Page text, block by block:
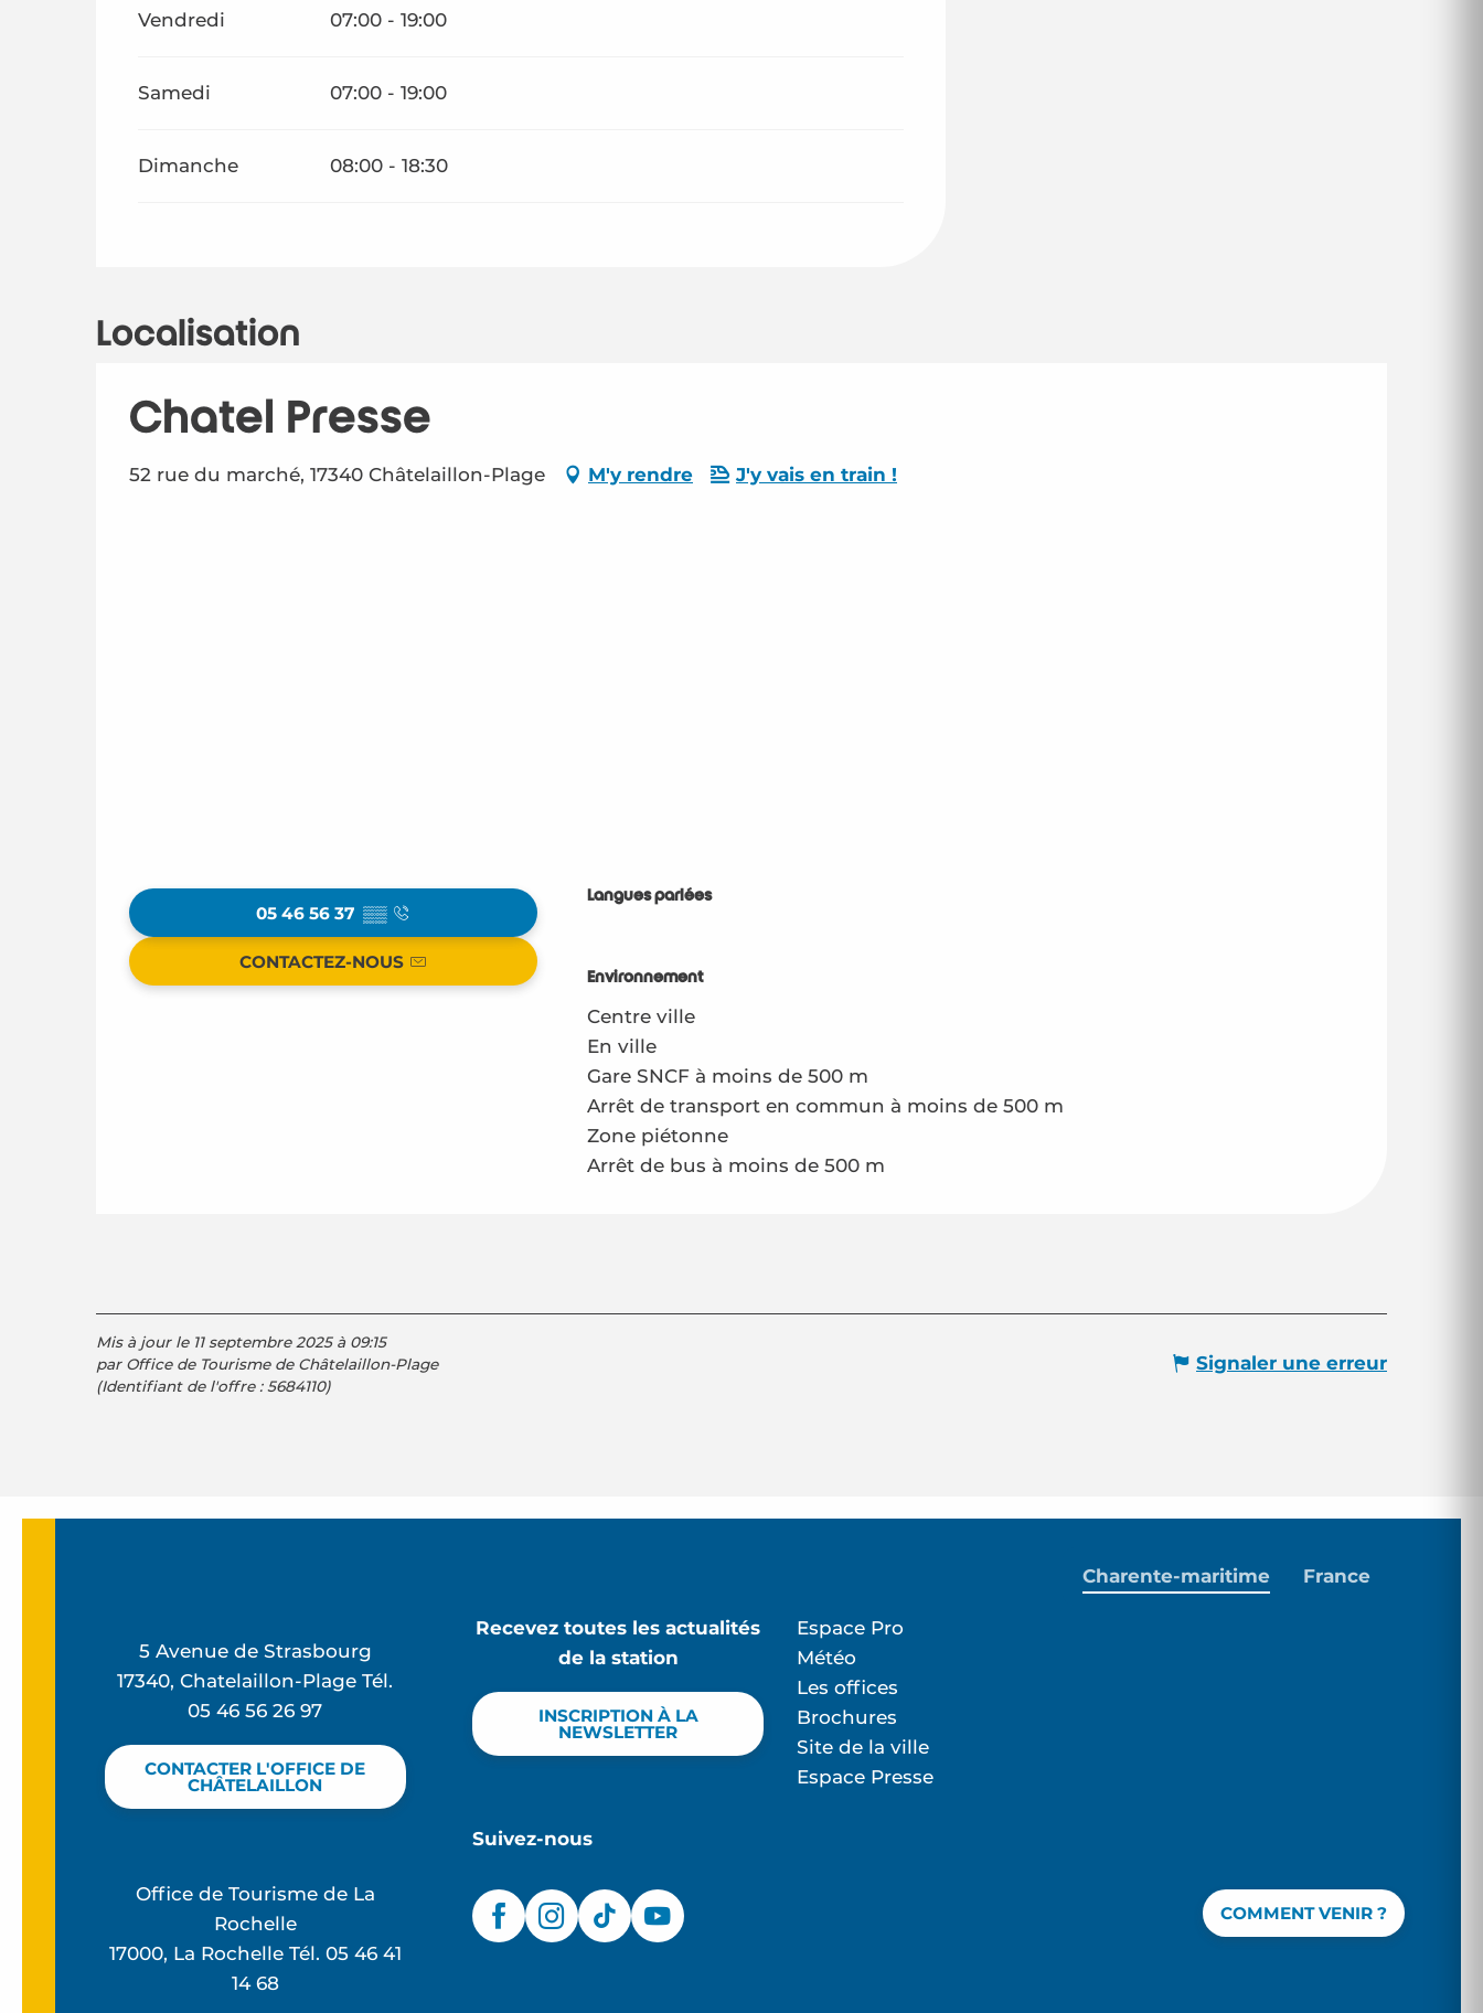
Vendredi 07:00 - 19:00
Samedi 07:00 - 19:00
Dimanche 08:00 - 18:30
Localisation
Chatel Presse
52 rue du marché, 17340 Châtelaillon-Plage M'y rendre J'y vais en train !
05 46 56 37 ▒▒
CONTACTEZ-NOUS
Langues parlées
Langues parlées
Environnement
Environnement
Centre ville
En ville
Gare SNCF à moins de 500 m
Arrêt de transport en commun à moins de 500 m
Zone piétonne
Arrêt de bus à moins de 500 m
Mis à jour le 11 septembre 2025 à 09:15
par Office de Tourisme de Châtelaillon-Plage
(Identifiant de l'offre :5684110)
Signaler une erreur
5 Avenue de Strasbourg
17340, Chatelaillon-Plage Tél.
05 46 56 26 97
CONTACTER L'OFFICE DE
CHÂTELAILLON
Office de Tourisme de La
Rochelle
17000, La Rochelle Tél. 05 46 41
14 68
Recevez toutes les actualités
de la station
INSCRIPTION À LA
NEWSLETTER
Suivez-nous
Espace Pro
Météo
Les offices
Brochures
Site de la ville
Espace Presse
COMMENT VENIR ?
Charente-maritime France